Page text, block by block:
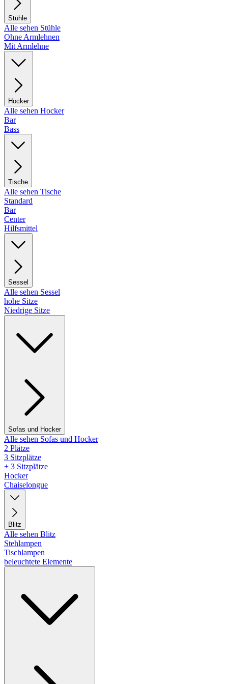
Stühle
Alle sehen Stühle
Ohne Armlehnen
Mit Armlehne
Hocker
Alle sehen Hocker
Bar
Bass
Tische
Alle sehen Tische
Standard
Bar
Center
Hilfsmittel
Sessel
Alle sehen Sessel
hohe Sitze
Niedrige Sitze
Sofas und Hocker
Alle sehen Sofas und Hocker
2 Plätze
3 Sitzplätze
+ 3 Sitzplätze
Hocker
Chaiselongue
Blitz
Alle sehen Blitz
Stehlampen
Tischlampen
beleuchtete Elemente